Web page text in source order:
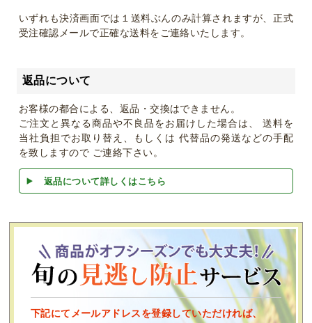
いずれも決済画面では１送料ぶんのみ計算されますが、正式
受注確認メールで正確な送料をご連絡いたします。
返品について
お客様の都合による、返品・交換はできません。
ご注文と異なる商品や不良品をお届けした場合は、 送料を
当社負担でお取り替え、もしくは 代替品の発送などの手配
を致しますので ご連絡下さい。
返品について詳しくはこちら
下記にてメールアドレスを登録していただければ、